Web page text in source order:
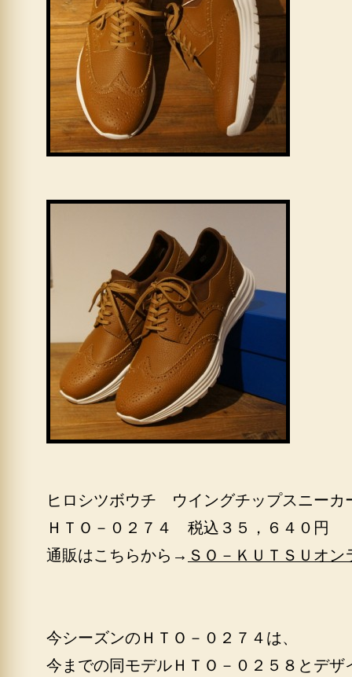
ヒロシツボウチ ウイングチップスニーカ
ＨＴＯ－０２７４ 税込３５，６４０円
通販はこちらから→ ＳＯ－ＫＵＴＳＵオン
今シーズンのＨＴＯ－０２７４は、
今までの同モデルＨＴＯ－０２５８とデザ